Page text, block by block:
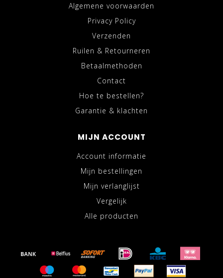
Algemene voorwaarden
Privacy Policy
Verzenden
Ruilen & Retourneren
Betaalmethoden
Contact
Hoe te bestellen?
Garantie & klachten
MIJN ACCOUNT
Account informatie
Mijn bestellingen
Mijn verlanglijst
Vergelijk
Alle producten